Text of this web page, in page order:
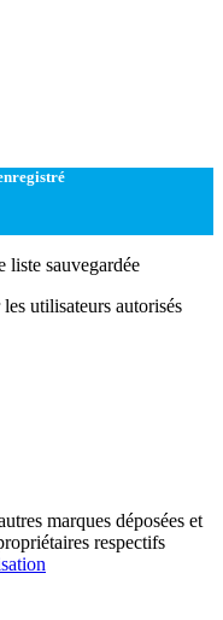
liste sauvegardée
utilisateurs autorisés
marques déposées et
respectifs